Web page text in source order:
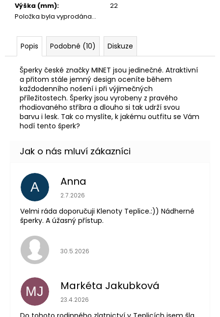
Výška (mm):
22
Položka byla vyprodána…
Popis Podobné (10) Diskuze
Šperky české značky MINET jsou jedinečné. Atraktivní
a přitom stále jemný design oceníte během
každodenního nošení i při výjimečných
příležitostech. Šperky jsou vyrobeny z pravého
rhodiovaného stříbra a dlouho si tak udrží svou
barvu i lesk. Tak co myslíte, k jakému outfitu se Vám
hodí tento šperk?
A Anna
Hodnocení obchodu je 5 z 5 hvězdiček.
2.7.2026
Velmi ráda doporučuji Klenoty Teplice.:)) Nádherné
šperky. A úžasný přístup.
Hodnocení obchodu je 5 z 5 hvězdiček.
30.5.2026
MJ Markéta Jakubková
Hodnocení obchodu je 5 z 5 hvězdiček.
23.4.2026